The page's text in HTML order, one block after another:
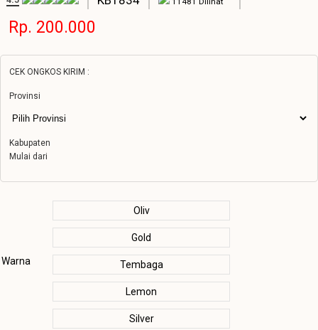
Rp. 200.000
CEK ONGKOS KIRIM :
Provinsi
Kabupaten
Mulai dari
Warna
Oliv
Gold
Tembaga
Lemon
Silver